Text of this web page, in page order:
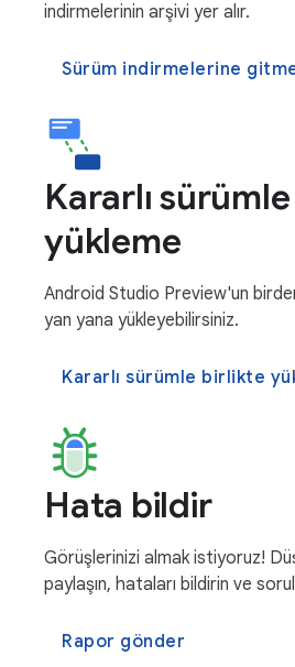
indirmelerinin arşivi yer alır.
Sürüm indirmelerine
Kararlı
yükleme
Android Studio Preview'un
yan yana yükleyebilirsiniz.
Kararlı sürümle birlikte
Hata bildir
Görüşlerinizi almak istiyoruz!
paylaşın, hataları bildirin ve
Rapor gönder